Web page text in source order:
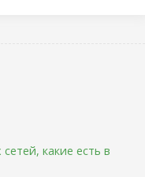
какие есть в